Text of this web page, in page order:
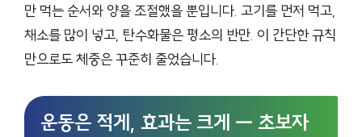
만 먹는 순서와 양을 조절했을 뿐입니다. 고기를 먼저 먹고,
채소를 많이 넣고, 탄수화물은 평소의 반만. 이 간단한 규칙
만으로도 체중은 꾸준히 줄었습니다.
운동은 적게, 효과는 크게 — 초보자